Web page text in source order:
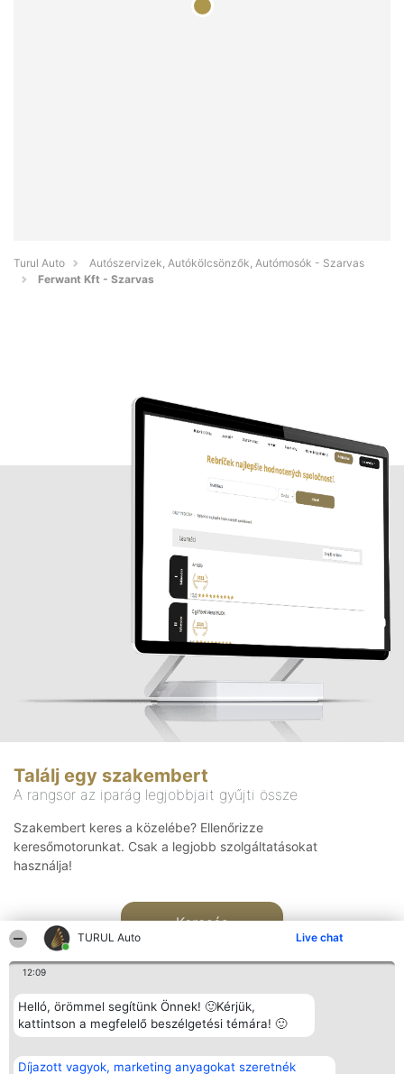
TURUL Auto Live chat
12:09
Helló, örömmel segítünk Önnek! 🙂Kérjük,
kattintson a megfelelő beszélgetési témára! 🙂
Díjazott vagyok, marketing anyagokat szeretnék
Turul Auto
Autószervizek, Autókölcsönzők, Autómosók - Szarvas
Ferwant Kft - Szarvas
Találj egy szakembert
A rangsor az iparág legjobbjait gyűjti össze
Szakembert keres a közelébe? Ellenőrizze
keresőmotorunkat. Csak a legjobb szolgáltatásokat
használja!
Keresés
Rangsorszervező
SC Beautiful Company S.R.L.
Népszavazás
Nyertesek
Elérhetőség
Elérhetőség